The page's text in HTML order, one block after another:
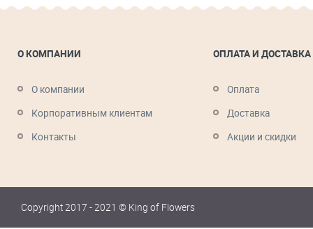
О КОМПАНИИ
О компании
Корпоративным клиентам
Контакты
ОПЛАТА И ДОСТАВКА
Оплата
Доставка
Акции и скидки
Copyright 2017 - 2021 © King of Flowers